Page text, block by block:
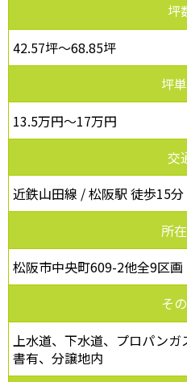
坪
42.57坪～68.85坪
坪
13.5万円～17万円
交
近鉄山田線 / 松阪駅 徒歩15分
所
松阪市中央町609-2他全9区画
そ
上水道、下水道、プロパン
書有、分譲地内